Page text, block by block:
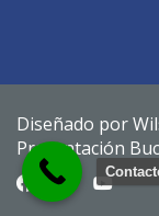
Diseñado por
Presentación